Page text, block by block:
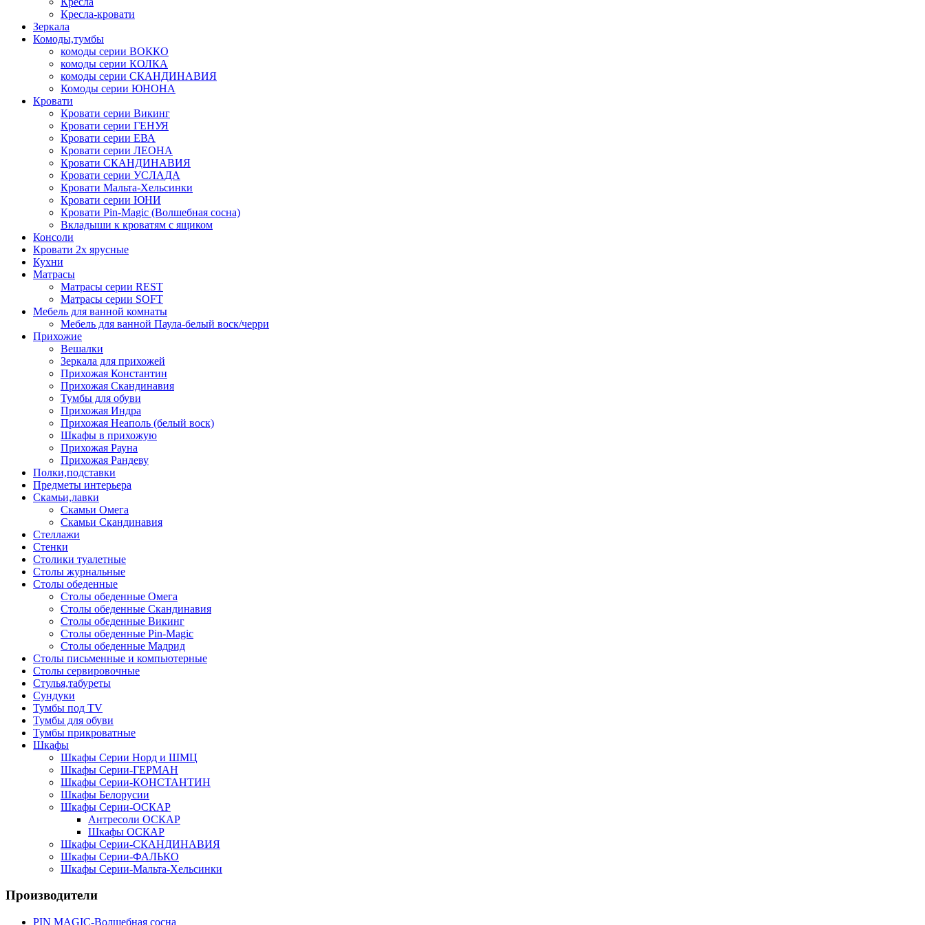
Кресла-кровати
Зеркала
Комоды,тумбы
комоды серии ВОККО
комоды серии КОЛКА
комоды серии СКАНДИНАВИЯ
Комоды серии ЮНОНА
Кровати
Кровати серии Викинг
Кровати серии ГЕНУЯ
Кровати серии ЕВА
Кровати серии ЛЕОНА
Кровати СКАНДИНАВИЯ
Кровати серии УСЛАДА
Кровати Мальта-Хельсинки
Кровати серии ЮНИ
Кровати Pin-Magic (Волшебная сосна)
Вкладыши к кроватям с ящиком
Консоли
Кровати 2х ярусные
Кухни
Матрасы
Матрасы серии REST
Матрасы серии SOFT
Мебель для ванной комнаты
Мебель для ванной Паула-белый воск/черри
Прихожие
Вешалки
Зеркала для прихожей
Прихожая Константин
Прихожая Скандинавия
Тумбы для обуви
Прихожая Индра
Прихожая Неаполь (белый воск)
Шкафы в прихожую
Прихожая Рауна
Прихожая Рандеву
Полки,подставки
Предметы интерьера
Скамьи,лавки
Скамьи Омега
Скамьи Скандинавия
Стеллажи
Стенки
Столики туалетные
Столы журнальные
Столы обеденные
Столы обеденные Омега
Столы обеденные Скандинавия
Столы обеденные Викинг
Столы обеденные Pin-Magic
Столы обеденные Мадрид
Столы письменные и компьютерные
Столы сервировочные
Стулья,табуреты
Сундуки
Тумбы под TV
Тумбы для обуви
Тумбы прикроватные
Шкафы
Шкафы Серии Норд и ШМЦ
Шкафы Серии-ГЕРМАН
Шкафы Серии-КОНСТАНТИН
Шкафы Белорусии
Шкафы Серии-ОСКАР
Антресоли ОСКАР
Шкафы ОСКАР
Шкафы Серии-СКАНДИНАВИЯ
Шкафы Серии-ФАЛЬКО
Шкафы Серии-Мальта-Хельсинки
Производители
PIN MAGIС-Волшебная сосна